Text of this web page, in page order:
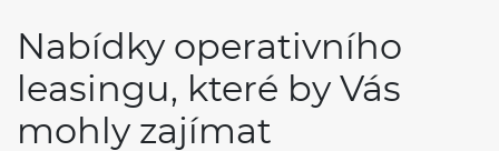
Nabídky operativního
leasingu, které by Vás
mohly zajímat